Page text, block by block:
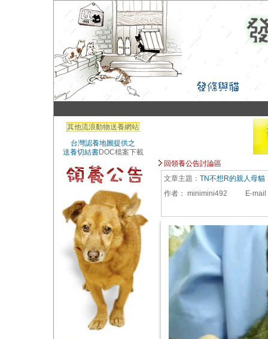
其他流浪動物送養網站
台灣認養地圖提供之
送養切結書DOC檔案下載
回領養公告討論區
文章主題： TN不想R的親人母貓
作者： minimini492 E-mail